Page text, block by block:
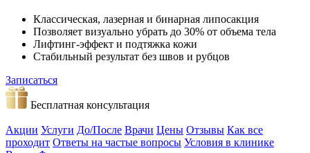
Классическая, лазерная и бинарная липосакция
Позволяет визуально убрать до 30% от объема тела
Лифтинг-эффект и подтяжка кожи
Стабильный результат без швов и рубцов
Записаться
Бесплатная консультация
Акции Услуги До/После Врачи Цены Отзывы Как все
проходит Ответы на частые вопросы Условия в клинике